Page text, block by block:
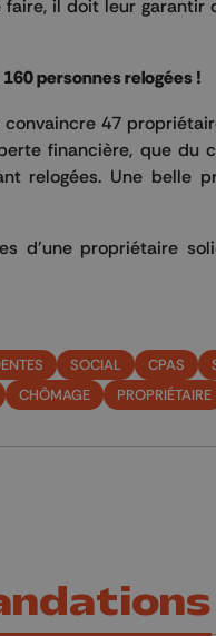
faire, il doit leur
personnes relogées !
convaincre 47
financière, que du
relogées. Une belle
d'une propriétaire
SOCIAL CPAS
CHÔMAGE PROPRIÉTAIRE